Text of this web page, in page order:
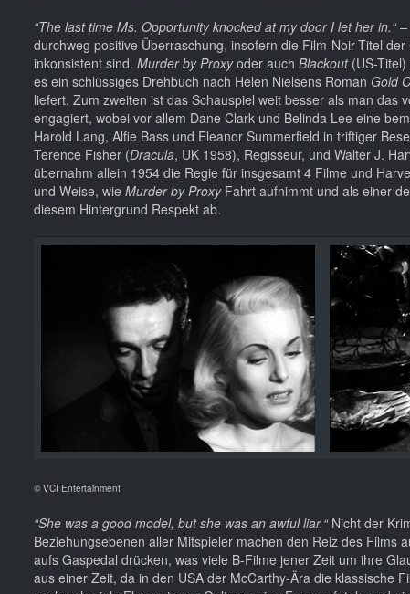
“The last time Ms. Opportunity knocked at my door I let her in.“
durchweg positive Überraschung, insofern die Film-Noir-Titel
inkonsistent sind. Murder by Proxyoder auch Blackout (US-
es ein schlüssiges Drehbuch nach Helen Nielsens Roman Gold
liefert. Zum zweiten ist das Schauspiel weit besser als man
engagiert, wobei vor allem Dane Clark und Belinda Lee eine
Harold Lang, Alfie Bass und Eleanor Summerfield in triftiger
Terence Fisher (Dracula, UK 1958), Regisseur, und Walter J.
übernahm allein 1954 die Regie für insgesamt 4 Filme und
und Weise, wie Murder by ProxyFahrt aufnimmt und als einer
diesem Hintergrund Respekt ab.
© VCI Entertainment
“She was a good model, but she was an awful liar.“Nicht der
Beziehungsebenen aller Mitspieler machen den Reiz des Films
aufs Gaspedal drücken, was viele B-Filme jener Zeit um ihre
aus einer Zeit, da in den USA der McCarthy-Ära die klassische